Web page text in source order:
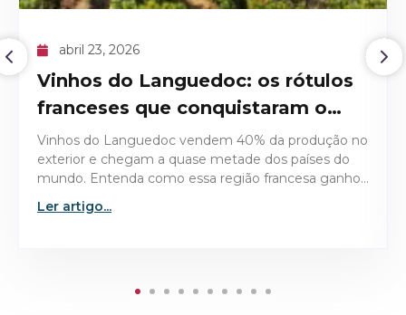
abril 09, 2026
O recorde histórico do Domaine
de la Romanée-Conti 1945
Descubra os detalhes técnicos e históricos que
tornaram o Domaine de la Romanée-Conti 1945 a
garrafa mais valiosa já leiloada no mercado de vinhos
finos.
Ler artigo...